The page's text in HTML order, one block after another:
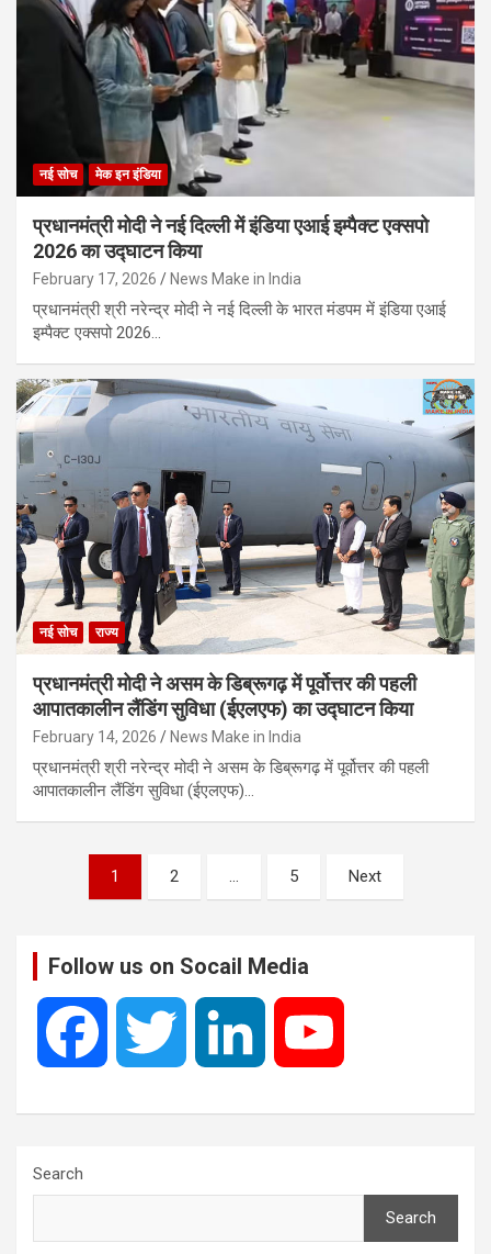
नई सोच मेक इन इंडिया
प्रधानमंत्री मोदी ने नई दिल्ली में इंडिया एआई इम्पैक्ट एक्सपो
2026 का उद्घाटन किया
February 17, 2026 News Make in India
प्रधानमंत्री श्री नरेन्द्र मोदी ने नई दिल्ली के भारत मंडपम में इंडिया एआई
इम्पैक्ट एक्सपो 2026…
नई सोच राज्य
प्रधानमंत्री मोदी ने असम के डिब्रूगढ़ में पूर्वोत्तर की पहली
आपातकालीन लैंडिंग सुविधा (ईएलएफ) का उद्घाटन किया
February 14, 2026 News Make in India
प्रधानमंत्री श्री नरेन्द्र मोदी ने असम के डिब्रूगढ़ में पूर्वोत्तर की पहली
आपातकालीन लैंडिंग सुविधा (ईएलएफ)…
pagination
1 2 … 5 Next
Follow us on Socail Media
e t k T
Search
Search